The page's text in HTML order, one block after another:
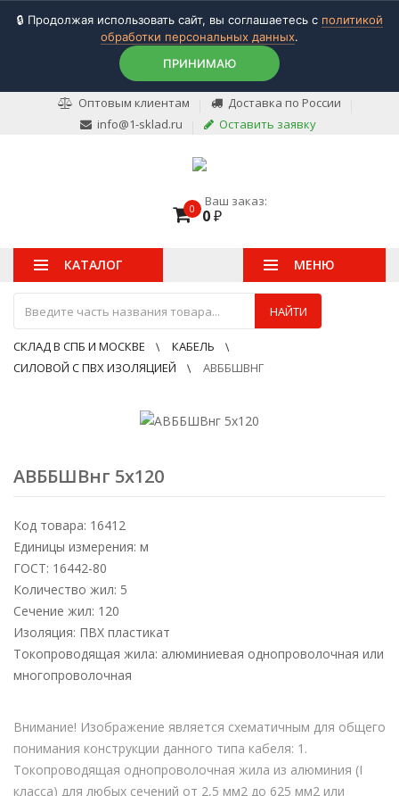
🔒 Продолжая использовать сайт, вы соглашаетесь с политикой
обработки персональных данных.
ПРИНИМАЮ
Оптовым клиентам
Доставка по России
info@1-sklad.ru
Оставить заявку
0 Ваш заказ:
0₽
КАТАЛОГ
НАЙТИ
МЕНЮ
СКЛАД В СПБ И МОСКВЕ
КАБЕЛЬ
СИЛОВОЙ С ПВХ ИЗОЛЯЦИЕЙ
АВББШВНГ
АВББШВнг 5х120
Код товара: 16412
Единицы измерения: м
ГОСТ: 16442-80
Количество жил: 5
Сечение жил: 120
Изоляция: ПВХ пластикат
Токопроводящая жила: алюминиевая однопроволочная или
многопроволочная
Внимание! Изображение является схематичным для общего
понимания конструкции данного типа кабеля: 1.
Токопроводящая однопроволочная жила из алюминия (I
класса) для любых сечений от 2,5 мм2 до 625 мм2 или